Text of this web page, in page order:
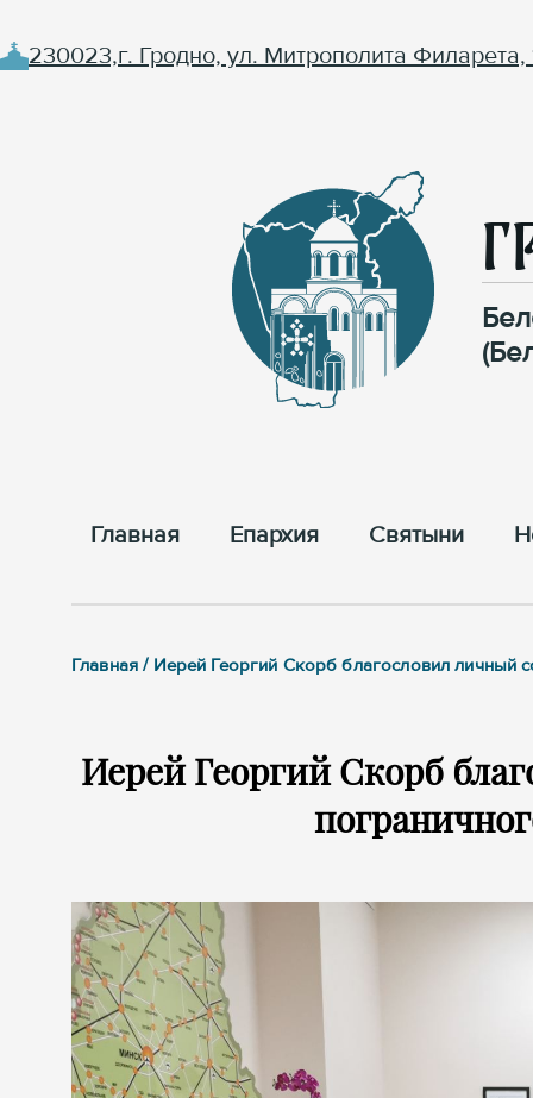
230023,г. Гродно, ул. Митрополита Филарета,
Главная Епархия Cвятыни
Главная / Иерей Георгий Скорб благословил личный
Иерей Георгий Скорб